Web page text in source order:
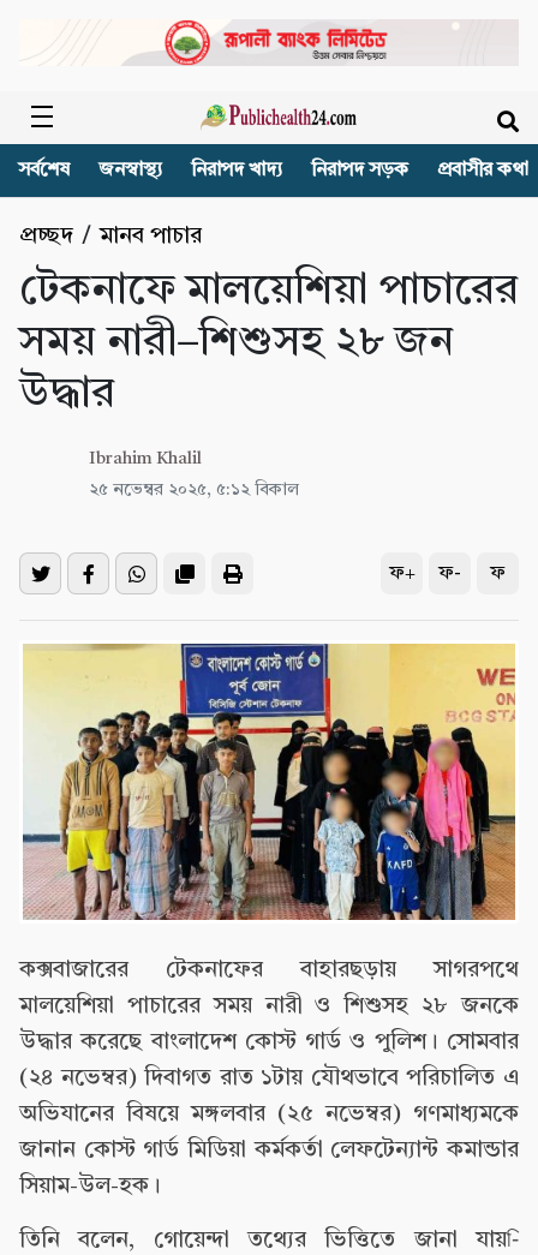
সর্বশেষ জনস্বাস্থ্য নিরাপদ খাদ্য নিরাপদ সড়ক প্রবাসীর কথা
প্রচ্ছদ /মানব পাচার
টেকনাফে মালয়েশিয়া পাচারের
সময় নারী–শিশুসহ ২৮ জন
উদ্ধার
Ibrahim Khalil
২৫ নভেম্বর ২০২৫, ৫:১২ বিকাল
ফ+ ফ- ফ
কক্সবাজারের টেকনাফের বাহারছড়ায় সাগরপথে
মালয়েশিয়া পাচারের সময় নারী ও শিশুসহ ২৮ জনকে
উদ্ধার করেছে বাংলাদেশ কোস্ট গার্ড ও পুলিশ। সোমবার
(২৪ নভেম্বর) দিবাগত রাত ১টায় যৌথভাবে পরিচালিত এ
অভিযানের বিষয়ে মঙ্গলবার (২৫ নভেম্বর) গণমাধ্যমকে
জানান কোস্ট গার্ড মিডিয়া কর্মকর্তা লেফটেন্যান্ট কমান্ডার
সিয়াম-উল-হক।
তিনি বলেন, গোয়েন্দা তথ্যের ভিত্তিতে জানা যায়-ি